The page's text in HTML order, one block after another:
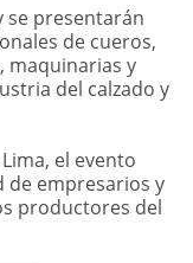
se presentarán
de cueros,
maquinarias y
del calzado y
el evento
de empresarios y
productores del